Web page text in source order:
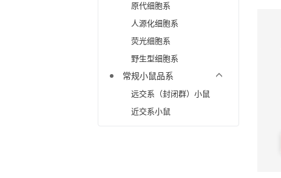
原代细胞系
人源化细胞系
荧光细胞系
野生型细胞系
常规小鼠品系
远交系（封闭群）小鼠
近交系小鼠